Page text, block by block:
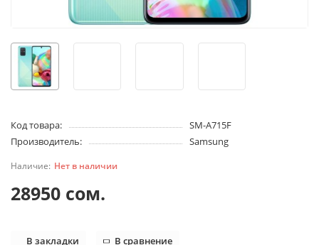
Код товара:
SM-A715F
Производитель:
Samsung
Нет в наличии
28950 сом.
В закладки В сравнение